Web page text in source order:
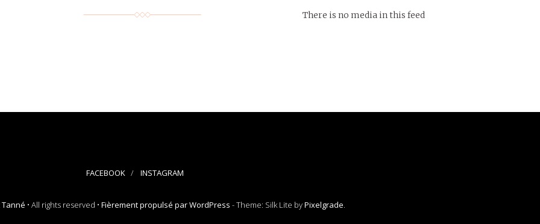
Colombie ainsi que mon dernier voyage à vélo en
There is no media in this feed
FACEBOOK INSTAGRAM
• All rights reserved •Fièrement propulsé par WordPress -Theme: Silk Lite byPixelgrade.